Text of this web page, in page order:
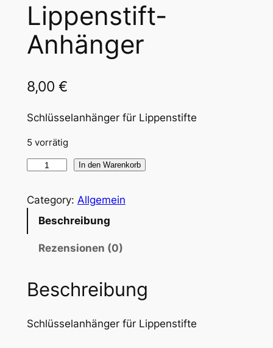
Lippenstift-
Anhänger
8,00 €
Schlüsselanhänger für Lippenstifte
5 vorrätig
p
t
In den Warenkorb
Category: Allgemein
Beschreibung
Rezensionen (0)
Beschreibung
Schlüsselanhänger für Lippenstifte